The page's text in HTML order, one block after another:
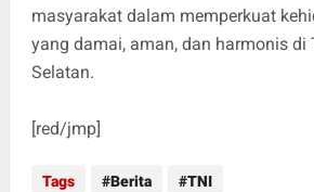
masyarakat dalam memperkuat
yang damai, aman, dan harmonis di
Selatan.
[red/jmp]
Tags Berita TNI